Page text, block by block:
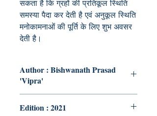
सकता है कि ग्रहों की प्रतिकूल स्थिति
समस्या पैदा कर देती है एवं अनुकूल स्थिति
मनोकामनाओं की पूर्ति के लिए शुभ अवसर
देती है।
Author : Bishwanath Prasad
'Vipra'
Edition : 2021